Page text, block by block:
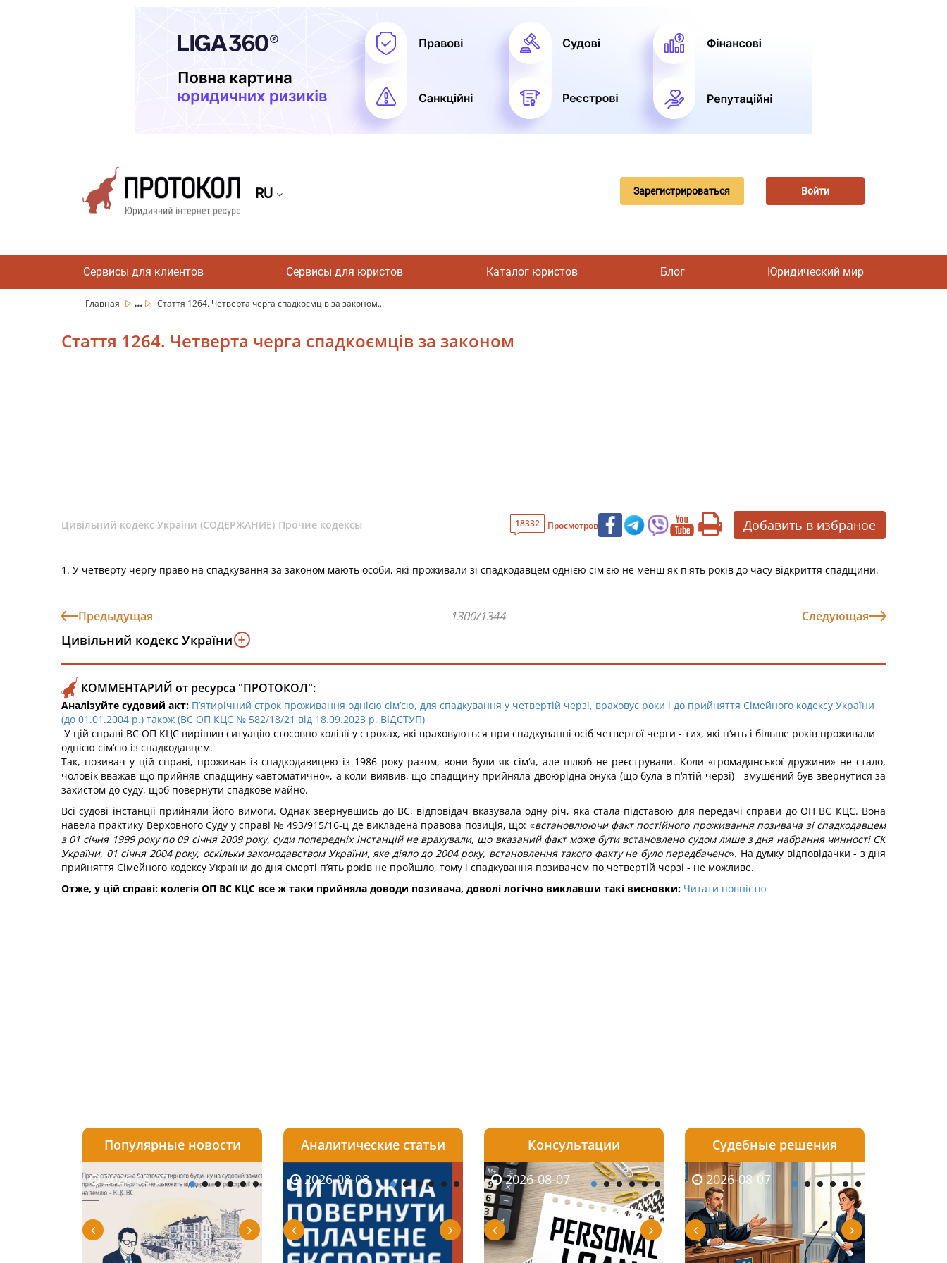
RU Зарегистрироваться Войти
Сервисы для клиентов Сервисы для юристов Каталог юристов Блог Юридический мир
Главная ... Стаття 1264. Четверта черга спадкоємців за законом...
Стаття 1264. Четверта черга спадкоємців за законом
Цивільний кодекс України (СОДЕРЖАНИЕ) Прочие кодексы 18332 Просмотров Добавить в избраное
1. У четверту чергу право на спадкування за законом мають особи, які проживали зі спадкодавцем однією сім'єю не менш як п'ять років до часу відкриття спадщини.
Предыдущая 1300/1344 Следующая
Цивільний кодекс України
КОММЕНТАРИЙ от ресурса "ПРОТОКОЛ":
Аналізуйте судовий акт: П’ятирічний строк проживання однією сім’єю, для спадкування у четвертій черзі, враховує роки і до прийняття Сімейного кодексу України
(до 01.01.2004 р.) також (ВС ОП КЦС № 582/18/21 від 18.09.2023 р. ВІДСТУП)
У цій справі ВС ОП КЦС вирішив ситуацію стосовно колізії у строках, які враховуються при спадкуванні осіб четвертої черги - тих, які п‘ять і більше років проживали
однією сім‘єю із спадкодавцем.
Так, позивач у цій справі, проживав із спадкодавицею із 1986 року разом, вони були як сім‘я, але шлюб не реєстрували. Коли «громадянської дружини» не стало,
чоловік вважав що прийняв спадщину «автоматично», а коли виявив, що спадщину прийняла двоюрідна онука (що була в п‘ятій черзі) - змушений був звернутися за
захистом до суду, щоб повернути спадкове майно.
Всі судові інстанції прийняли його вимоги. Однак звернувшись до ВС, відповідач вказувала одну річ, яка стала підставою для передачі справи до ОП ВС КЦС. Вона
навела практику Верховного Суду у справі № 493/915/16-ц де викладена правова позиція, що: «встановлюючи факт постійного проживання позивача зі спадкодавцем
з 01 січня 1999 року по 09 січня 2009 року, суди попередніх інстанцій не врахували, що вказаний факт може бути встановлено судом лише з дня набрання чинності СК
України, 01 січня 2004 року, оскільки законодавством України, яке діяло до 2004 року, встановлення такого факту не було передбачено». На думку відповідачки - з дня
прийняття Сімейного кодексу України до дня смерті п’ять років не пройшло, тому і спадкування позивачем по четвертій черзі - не можливе.
Отже, у цій справі: колегія ОП ВС КЦС все ж таки прийняла доводи позивача, доволі логічно виклавши такі висновки: Читати повністю
Популярные новости
2026-08-07 2026-08-06 2026-08-06 2026-08-06 2026-08-05
Аналитические статьи
2026-08-03 2026-08-08 2026-08-07 2026-08-04 2026-08-04
Консультации
2026-08-05 2026-08-07 2026-08-07 2026-08-06
Судебные решения
2026-07-30 2026-08-07